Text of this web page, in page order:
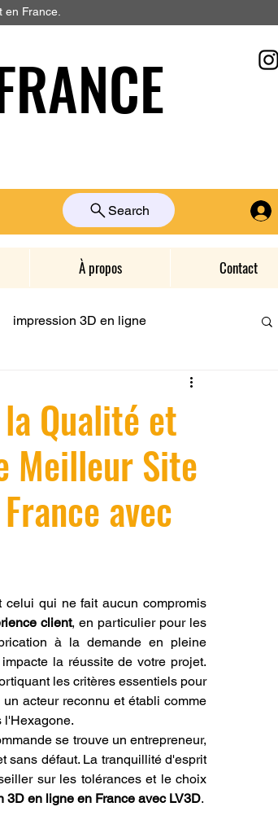
France.
Search
À propos Contact
impression 3D en ligne
demande Formation 3D en ligne.
Filament ABS
Qualité et
Meilleur Site
avec
qui ne fait aucun compromis
client, en particulier pour les
à la demande en pleine
la réussite de votre projet.
les critères essentiels pour
acteur reconnu et établi comme
l'Hexagone.
se trouve un entrepreneur,
sans défaut. La tranquillité d'esprit
sur les tolérances et le choix
3D en ligne en France avec LV3D.